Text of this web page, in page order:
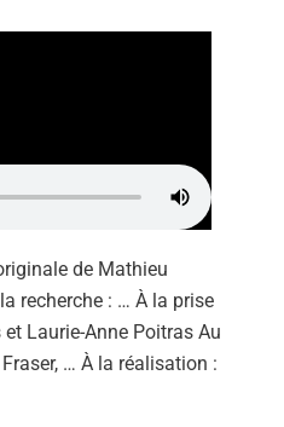
de Mathieu
recherche : … À la prise
Laurie-Anne Poitras Au
… À la réalisation :